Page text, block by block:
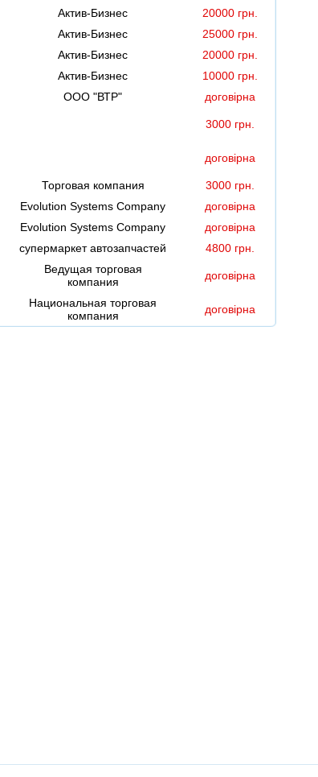
Актив-Бизнес
20000 грн.
Актив-Бизнес
25000 грн.
Актив-Бизнес
20000 грн.
Актив-Бизнес
10000 грн.
ООО "ВТР"
договірна
3000 грн.
договірна
Торговая компания
3000 грн.
Evolution Systems Company
договірна
Evolution Systems Company
договірна
супермаркет автозапчастей 4800 грн.
Ведущая торговая
компания
договірна
Национальная торговая
компания
договірна